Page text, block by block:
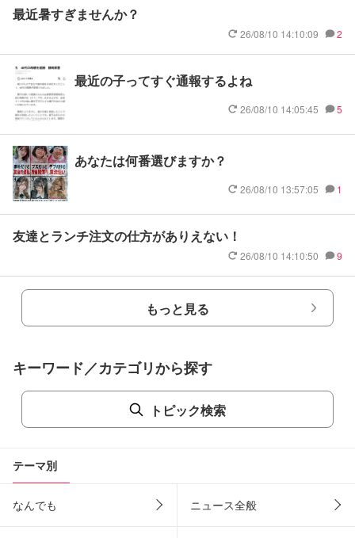
最近暑すぎませんか？
26/08/10 14:10:09 2
最近の子ってすぐ通報するよね
26/08/10 14:05:45 5
あなたは何番選びますか？
26/08/10 13:57:05 1
友達とランチ注文の仕方がありえない！
26/08/10 14:10:50 9
もっと見る
キーワード／カテゴリから探す
トピック検索
テーマ別
なんでも ニュース全般